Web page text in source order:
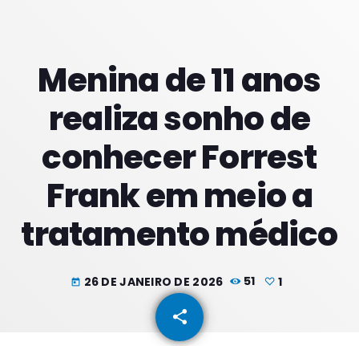
Noites
COM JU
18:00 - 21:59
Noite Maior
COM ERICA
22:00 - 23:59
Noite Maior
Menina de 11 anos
realiza sonho de
conhecer Forrest
Frank em meio a
tratamento médico
today 26 DE JANEIRO DE 2026 51 1
share
email